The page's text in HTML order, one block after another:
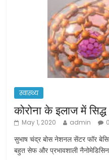
स्वास्थ्य
कोरोना के इलाज में
May 1, 2020 admin 0
सुभाष चंद्र बोस नेशनल सेंटर फॉर
बहुत सेफ और प्रभावशाली